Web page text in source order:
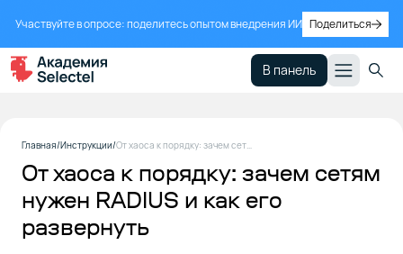
Участвуйте в опросе: поделитесь опытом внедрения ИИ Поделиться
В панель
1
2
Как
работает
RADIUS
Главная Инструкции От хаоса к порядку: зачем сетям нужен RADIUS и как его развернуть
От хаоса к порядку: зачем сетям
нужен RADIUS и как его
развернуть